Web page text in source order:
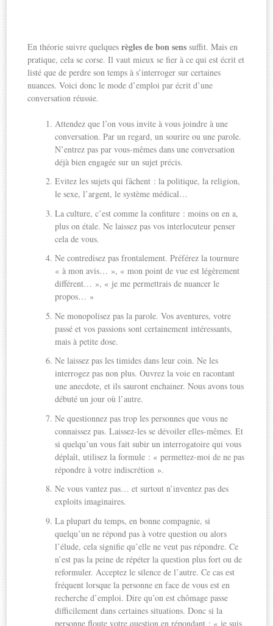
En théorie suivre quelquesrègles de bon sens suffit. Mais en
pratique, cela se corse. Il vaut mieux se fier à ce qui est écrit et
listé que de perdre son temps à s’interroger sur certaines
nuances. Voici donc le mode d’emploi par écrit d’une
conversation réussie.
Attendez que l’on vous invite à vous joindre à une
conversation. Par un regard, un sourire ou une parole.
N’entrez pas par vous-mêmes dans une conversation
déjà bien engagée sur un sujet précis.
Evitez les sujets qui fâchent : la politique, la religion,
le sexe, l’argent, le système médical…
La culture, c’est comme la confiture : moins on en a,
plus on étale. Ne laissez pas vos interlocuteur penser
cela de vous.
Ne contredisez pas frontalement. Préférez la tournure
« à mon avis… », « mon point de vue est légèrement
différent… », « je me permettrais de nuancer le
propos… »
Ne monopolisez pas la parole. Vos aventures, votre
passé et vos passions sont certainement intéressants,
mais à petite dose.
Ne laissez pas les timides dans leur coin. Ne les
interrogez pas non plus. Ouvrez la voie en racontant
une anecdote, et ils sauront enchainer. Nous avons tous
débuté un jour où l’autre.
Ne questionnez pas trop les personnes que vous ne
connaissez pas. Laissez-les se dévoiler elles-mêmes. Et
si quelqu’un vous fait subir un interrogatoire qui vous
déplaît, utilisez la formule : « permettez-moi de ne pas
répondre à votre indiscrétion ».
Ne vous vantez pas… et surtout n’inventez pas des
exploits imaginaires.
La plupart du temps, en bonne compagnie, si
quelqu’un ne répond pas à votre question ou alors
l’élude, cela signifie qu’elle ne veut pas répondre. Ce
n’est pas la peine de répéter la question plus fort ou de
reformuler. Acceptez le silence de l’autre. Ce cas est
fréquent lorsque la personne en face de vous est en
recherche d’emploi. Dire qu’on est chômage passe
difficilement dans certaines situations. Donc si la
personne floute votre question en répondant : « je suis